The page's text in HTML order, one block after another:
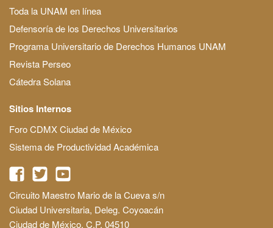
Toda la UNAM en línea
Defensoría de los Derechos Universitarios
Programa Universitario de Derechos Humanos UNAM
Revista Perseo
Cátedra Solana
Sitios Internos
Foro CDMX Ciudad de México
Sistema de Productividad Académica
Circuito Maestro Mario de la Cueva s/n
Ciudad Universitaria, Deleg. Coyoacán
Ciudad de México, C.P. 04510